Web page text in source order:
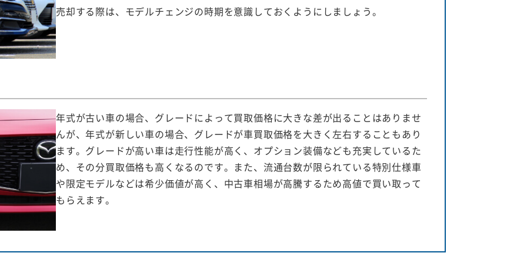
売却する際は、モデルチェンジの時期を意識しておくようにしましょう。
年式が古い車の場合、グレードによって買取価格に大きな差が出ることはありませ
んが、年式が新しい車の場合、グレードが車買取価格を大きく左右することもあり
ます。グレードが高い車は走行性能が高く、オプション装備なども充実しているた
め、その分買取価格も高くなるのです。また、流通台数が限られている特別仕様車
や限定モデルなどは希少価値が高く、中古車相場が高騰するため高値で買い取って
もらえます。